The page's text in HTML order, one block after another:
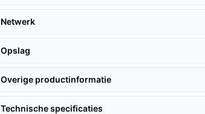
Netwerk
Opslag
Overige productinformatie
Technische specificaties